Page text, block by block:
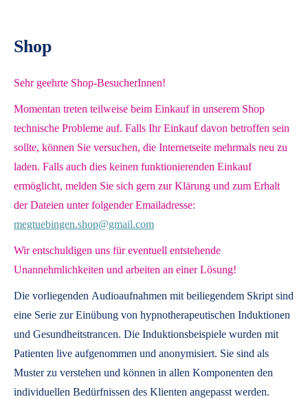
Shop
Sehr geehrte Shop-BesucherInnen!
Momentan treten teilweise beim Einkauf in unserem Shop
technische Probleme auf. Falls Ihr Einkauf davon betroffen sein
sollte, können Sie versuchen, die Internetseite mehrmals neu zu
laden. Falls auch dies keinen funktionierenden Einkauf
ermöglicht, melden Sie sich gern zur Klärung und zum Erhalt
der Dateien unter folgender Emailadresse:
megtuebingen.shop@gmail.com
Wir entschuldigen uns für eventuell entstehende
Unannehmlichkeiten und arbeiten an einer Lösung!
Die vorliegenden Audioaufnahmen mit beiliegendem Skript sind
eine Serie zur Einübung von hypnotherapeutischen Induktionen
und Gesundheitstrancen. Die Induktionsbeispiele wurden mit
Patienten live aufgenommen und anonymisiert. Sie sind als
Muster zu verstehen und können in allen Komponenten den
individuellen Bedürfnissen des Klienten angepasst werden.